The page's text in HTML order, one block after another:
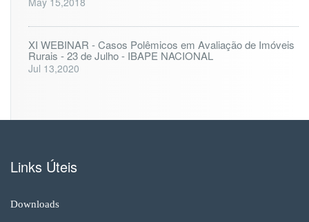
XI WEBINAR - Casos Polêmicos em Avaliação de Imóveis
Rurais - 23 de Julho - IBAPE NACIONAL
Jul 13,2020
Links Úteis
Downloads